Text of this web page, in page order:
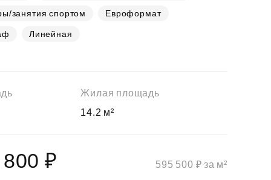
₽ 595 500 ₽ за м²
занятия спортом Евроформат
Линейная
Жилая площадь
14.2 м²